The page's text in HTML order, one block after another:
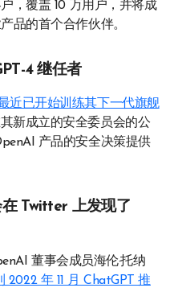
，覆盖 10 万用户，并将成
品的首个合作伙伴。
4 继任者
近已开始训练其下一代旗舰
新成立的安全委员会的公
产品的安全决策提供
Twitter 上发现了
董事会成员海伦·托纳
2022 年 11 月 ChatGPT 推